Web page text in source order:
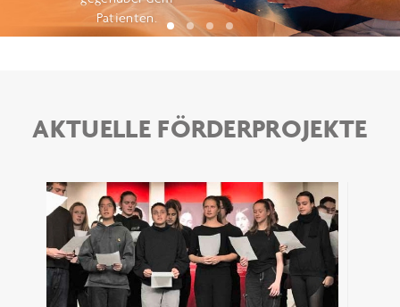
Patienten.
AKTUELLE FÖRDERPROJEKTE